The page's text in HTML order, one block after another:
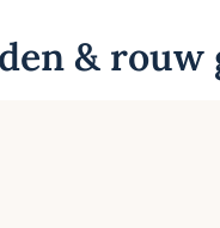
& rouw